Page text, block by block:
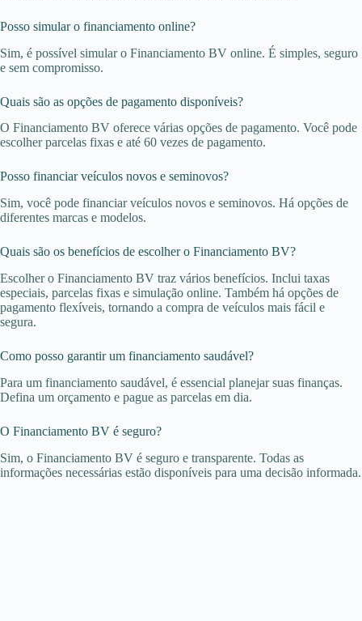
Posso simular o financiamento online?
Sim, é possível simular o Financiamento BV online. É simples, seguro
e sem compromisso.
Quais são as opções de pagamento disponíveis?
O Financiamento BV oferece várias opções de pagamento. Você pode
escolher parcelas fixas e até 60 vezes de pagamento.
Posso financiar veículos novos e seminovos?
Sim, você pode financiar veículos novos e seminovos. Há opções de
diferentes marcas e modelos.
Quais são os benefícios de escolher o Financiamento BV?
Escolher o Financiamento BV traz vários benefícios. Inclui taxas
especiais, parcelas fixas e simulação online. Também há opções de
pagamento flexíveis, tornando a compra de veículos mais fácil e
segura.
Como posso garantir um financiamento saudável?
Para um financiamento saudável, é essencial planejar suas finanças.
Defina um orçamento e pague as parcelas em dia.
O Financiamento BV é seguro?
Sim, o Financiamento BV é seguro e transparente. Todas as
informações necessárias estão disponíveis para uma decisão informada.